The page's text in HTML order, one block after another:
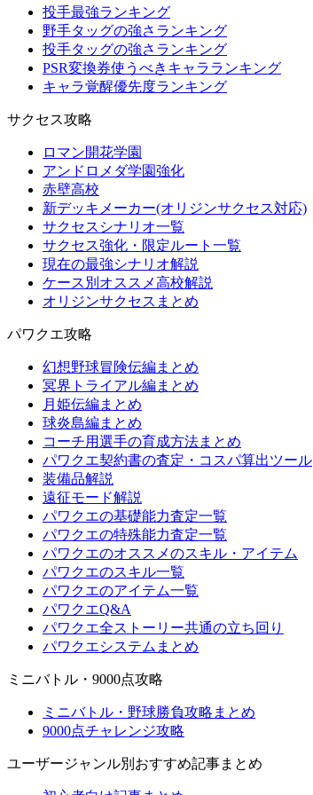
投手最強ランキング
野手タッグの強さランキング
投手タッグの強さランキング
PSR変換券使うべきキャラランキング
キャラ覚醒優先度ランキング
サクセス攻略
ロマン開花学園
アンドロメダ学園強化
赤壁高校
新デッキメーカー(オリジンサクセス対応)
サクセスシナリオ一覧
サクセス強化・限定ルート一覧
現在の最強シナリオ解説
ケース別オススメ高校解説
オリジンサクセスまとめ
パワクエ攻略
幻想野球冒険伝編まとめ
冥界トライアル編まとめ
月姫伝編まとめ
球炎島編まとめ
コーチ用選手の育成方法まとめ
パワクエ契約書の査定・コスパ算出ツール
装備品解説
遠征モード解説
パワクエの基礎能力査定一覧
パワクエの特殊能力査定一覧
パワクエのオススメのスキル・アイテム
パワクエのスキル一覧
パワクエのアイテム一覧
パワクエQ&A
パワクエ全ストーリー共通の立ち回り
パワクエシステムまとめ
ミニバトル・9000点攻略
ミニバトル・野球勝負攻略まとめ
9000点チャレンジ攻略
ユーザージャンル別おすすめ記事まとめ